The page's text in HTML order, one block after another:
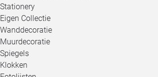
Stationery
Eigen Collectie
Wanddecoratie
Muurdecoratie
Spiegels
Klokken